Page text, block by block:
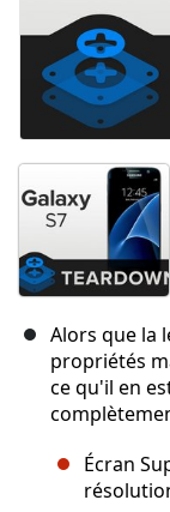
Alors que la
propriétés
ce qu'il en
Écran